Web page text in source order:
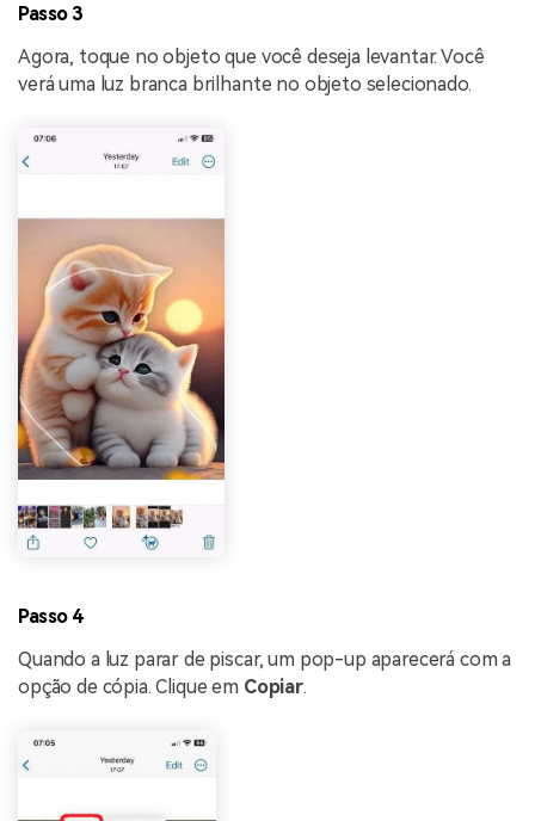
Passo 3
Agora, toque no objeto que você deseja levantar. Você
verá uma luz branca brilhante no objeto selecionado.
Passo 4
Quando a luz parar de piscar, um pop-up aparecerá com a
opção de cópia. Clique em Copiar.